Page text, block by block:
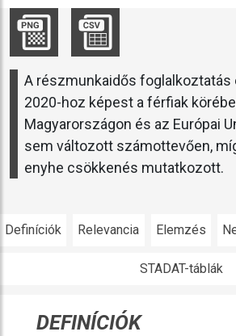
A részmunkaidős
2020-hoz képest a férfiak
Magyarországon és az Európai
sem változott számottevően,
enyhe csökkenés mutatkozott.
Definíciók Relevancia Elemzés
STADAT-táblák
DEFINÍCIÓK